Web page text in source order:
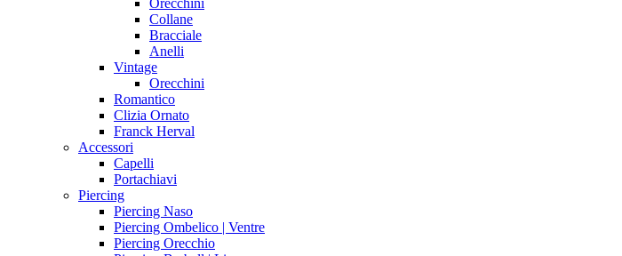
Collane
Bracciale
Anelli
Vintage
Orecchini
Romantico
Clizia Ornato
Franck Herval
Accessori
Capelli
Portachiavi
Piercing
Piercing Naso
Piercing Ombelico | Ventre
Piercing Orecchio